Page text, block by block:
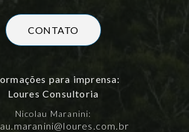
CONTATO
para imprensa:
Loures Consultoria
Nicolau Maranini: